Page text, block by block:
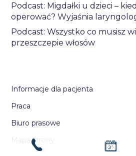
Podcast: Migdałki u dzieci –
operować? Wyjaśnia
Podcast: Wszystko co musisz
przeszczepie włosów
Informacje dla pacjenta
Praca
Biuro prasowe
Mapa strony